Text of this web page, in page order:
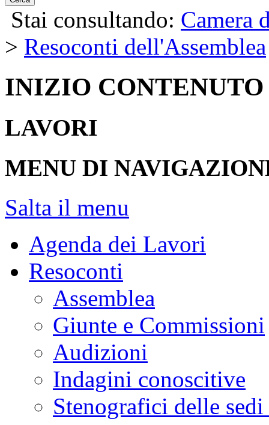
Stai consultando: Camera
> Resoconti dell'Assemblea
INIZIO CONTENUTO
LAVORI
MENU DI
Salta il menu
Agenda dei Lavori
Resoconti
Assemblea
Giunte e Commissioni
Audizioni
Indagini conoscitive
Stenografici delle